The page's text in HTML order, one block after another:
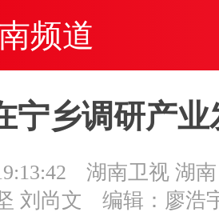
频道
宁乡调研产
湖南卫视 湖
刘尚文
编辑：廖浩